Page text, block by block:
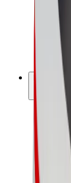
Bolt
Κερδίστε